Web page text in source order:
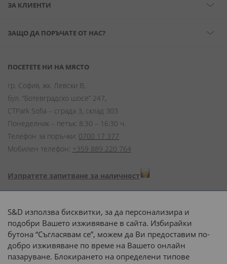
ЗА КЛИЕНТИ
ЗАЩО ДА ПОРЪЧАТЕ ОТ НАС?
ПОСЕТЕТЕ НИ НА МЯСТО
гр. София, жк. Левски В,
бул. “Ботевградско шосе” 247,
CTPark Sofia – сграда 3, склад 303
Понеделник – петък: 8:30 – 16:30 ч.
Телефон за поръчки: 0700 17 377
Мобилен телефон: +359 889 220 764
Изпратете запитване за наличност
Начини на плащане:
S&D използва бисквитки, за да персонализира и
подобри Вашето изживяване в сайта. Избирайки
бутона “Съгласявам се”, можем да Ви предоставим по-
добро изживяване по време на Вашето онлайн
пазаруване. Блокирането на определени типове